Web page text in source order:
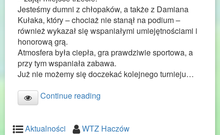
Jesteśmy dumni z chłopaków, a także z Damiana
Kułaka, który – chociaż nie stanął na podium –
również wykazał się wspaniałymi umiejętnościami i
honorową grą.
Atmosfera była ciepła, gra prawdziwie sportowa, a
przy tym wspaniała zabawa.
Już nie możemy się doczekać kolejnego turnieju…
Continue reading
Aktualności
WTZ Haczów